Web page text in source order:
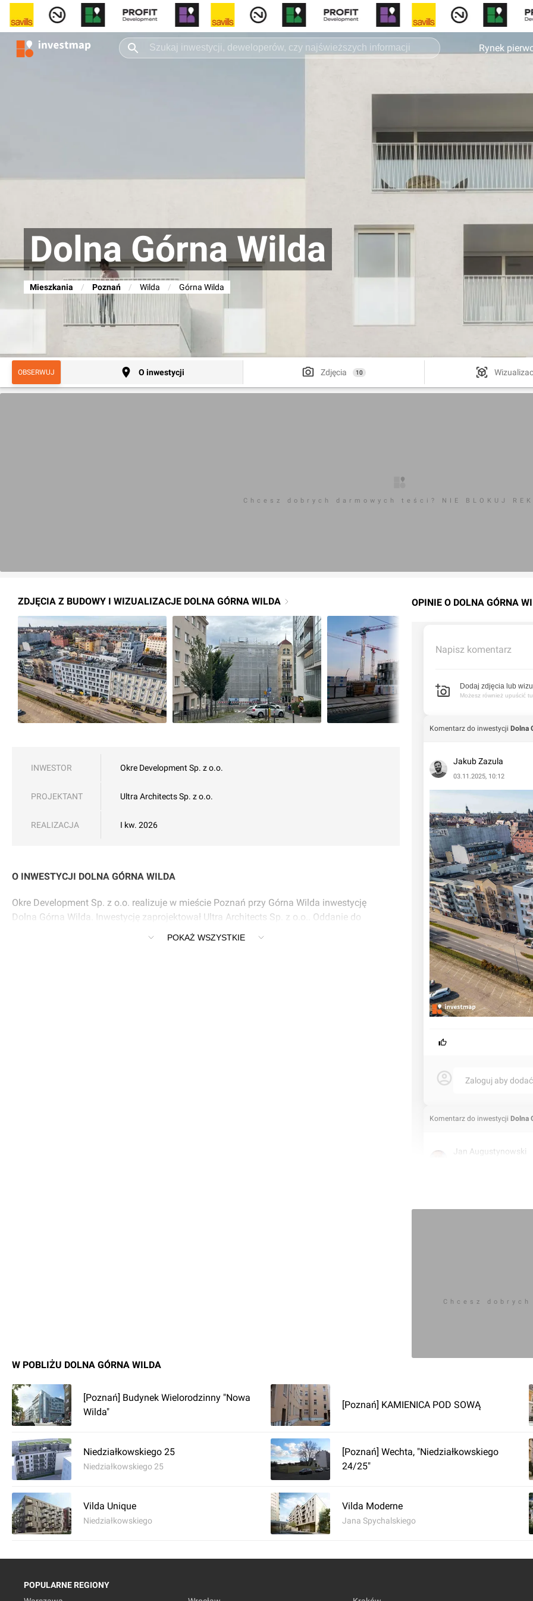
Rynek
Dolna Górna Wilda
Mieszkania / Poznań / Wilda / Górna Wilda
OBSERWUJ O inwestycji Zdjęcia 10
Chcesz dobrych darmowych teści? NIE BLOKUJ
ZDJĘCIA Z BUDOWY I WIZUALIZACJE DOLNA GÓRNA WILDA
INWESTOR Okre Development Sp. z o.o.
PROJEKTANT Ultra Architects Sp. z o.o.
REALIZACJA I kw. 2026
O INWESTYCJI DOLNA GÓRNA WILDA
Okre Development Sp. z o.o. realizuje w mieście Poznań przy Górna Wilda inwestycję
Dolna Górna Wilda. Inwestycję zaprojektował Ultra Architects Sp. z o.o.. Oddanie do
POKAŻ WSZYSTKIE
OPINIE O DOLNA GÓRNA
Napisz komentarz
Dodaj zdjęcia lub
Możesz również upuścić
Komentarz do inwestycji Dolna
Jakub Zazula
03.11.2025, 10:12
Zaloguj aby
Komentarz do inwestycji Dolna
Jan Augustynowski
Zaloguj aby
Chcesz
W POBLIŻU DOLNA GÓRNA WILDA
[Poznań] Budynek Wielorodzinny "Nowa
Wilda"
[Poznań] KAMIENICA POD SOWĄ
Niedziałkowskiego 25
Niedziałkowskiego 25
[Poznań] Wechta, "Niedziałkowskiego
24/25"
Vilda Unique
Niedziałkowskiego
Vilda Moderne
Jana Spychalskiego
POPULARNE REGIONY